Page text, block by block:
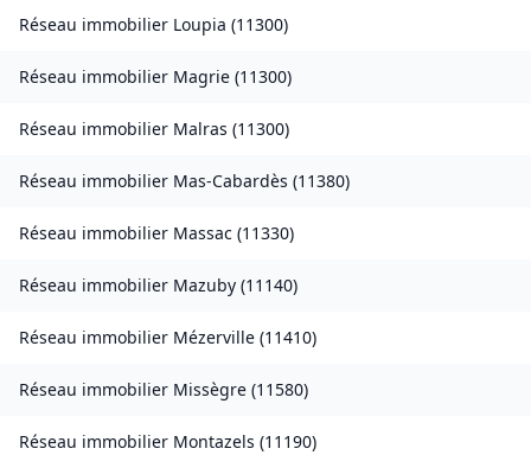
Réseau immobilier Loupia (11300)
Réseau immobilier Magrie (11300)
Réseau immobilier Malras (11300)
Réseau immobilier Mas-Cabardès (11380)
Réseau immobilier Massac (11330)
Réseau immobilier Mazuby (11140)
Réseau immobilier Mézerville (11410)
Réseau immobilier Missègre (11580)
Réseau immobilier Montazels (11190)